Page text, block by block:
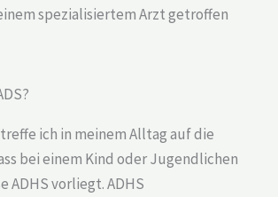
spezialisiertem Arzt getroffen
ich in meinem Alltag auf die
bei einem Kind oder Jugendlichen
ADHS vorliegt. ADHS